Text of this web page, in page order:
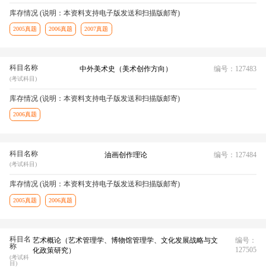
库存情况 (说明：本资料支持电子版发送和扫描版邮寄)
2005真题 2006真题 2007真题
科目名称
(考试科目)
中外美术史（美术创作方向） 编号：127483
库存情况 (说明：本资料支持电子版发送和扫描版邮寄)
2006真题
科目名称
(考试科目)
油画创作理论 编号：127484
库存情况 (说明：本资料支持电子版发送和扫描版邮寄)
2005真题 2006真题
科目名
称
(考试科
目)
艺术概论（艺术管理学、博物馆管理学、文化发展战略与文
化政策研究）
编号：
127505